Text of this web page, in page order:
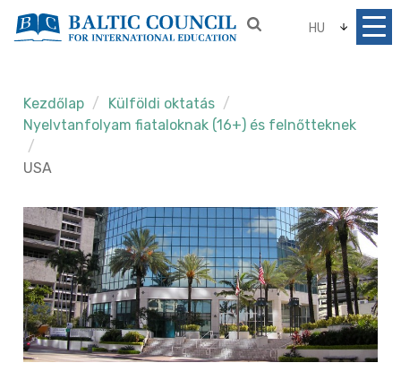
HU
Kezdőlap
Külföldi oktatás
Nyelvtanfolyam fiataloknak (16+) és felnőtteknek
USA